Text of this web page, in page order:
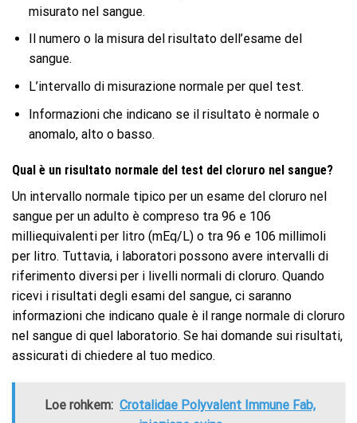
misurato nel sangue.
Il numero o la misura del risultato dell’esame del
sangue.
L’intervallo di misurazione normale per quel test.
Informazioni che indicano se il risultato è normale o
anomalo, alto o basso.
Qual è un risultato normale del test del cloruro nel sangue?
Un intervallo normale tipico per un esame del cloruro nel
sangue per un adulto è compreso tra 96 ​​e 106
milliequivalenti per litro (mEq/L) o tra 96 ​​e 106 millimoli
per litro. Tuttavia, i laboratori possono avere intervalli di
riferimento diversi per i livelli normali di cloruro. Quando
ricevi i risultati degli esami del sangue, ci saranno
informazioni che indicano quale è il range normale di cloruro
nel sangue di quel laboratorio. Se hai domande sui risultati,
assicurati di chiedere al tuo medico.
Loe rohkem: Crotalidae Polyvalent Immune Fab,